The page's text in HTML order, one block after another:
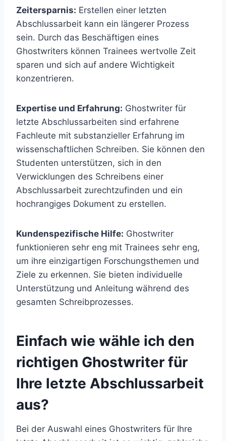
Zeitersparnis: Erstellen einer letzten
Abschlussarbeit kann ein längerer Prozess
sein. Durch das Beschäftigen eines
Ghostwriters können Trainees wertvolle Zeit
sparen und sich auf andere Wichtigkeit
konzentrieren.
Expertise und Erfahrung: Ghostwriter für
letzte Abschlussarbeiten sind erfahrene
Fachleute mit substanzieller Erfahrung im
wissenschaftlichen Schreiben. Sie können den
Studenten unterstützen, sich in den
Verwicklungen des Schreibens einer
Abschlussarbeit zurechtzufinden und ein
hochrangiges Dokument zu erstellen.
Kundenspezifische Hilfe: Ghostwriter
funktionieren sehr eng mit Trainees sehr eng,
um ihre einzigartigen Forschungsthemen und
Ziele zu erkennen. Sie bieten individuelle
Unterstützung und Anleitung während des
gesamten Schreibprozesses.
Einfach wie wähle ich den
richtigen Ghostwriter für
Ihre letzte Abschlussarbeit
aus?
Bei der Auswahl eines Ghostwriters für Ihre